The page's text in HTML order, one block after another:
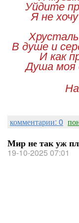
Уйдите
Я не
В душе и
И как
Душа моя
комментарии: 0
Мир не так уж
19-10-2025 07:01